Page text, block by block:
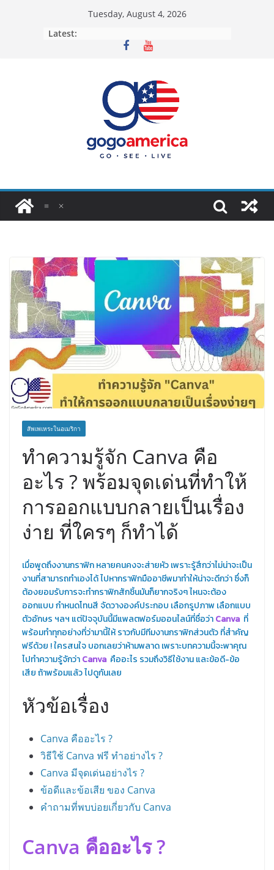
Tuesday, August 4, 2026
Latest:
สัพเพเหระในอเมริกา
ทำความรู้จัก Canva คือ
อะไร ? พร้อมจุดเด่นที่ทำให้
การออกแบบกลายเป็นเรื่อง
ง่าย ที่ใครๆ ก็ทำได้
เมื่อพูดถึงงานกราฟิก หลายคนคงจะส่ายหัว เพราะรู้สึกว่าไม่น่าจะเป็น
งานที่สามารถทำเองได้ ไปหากราฟิกมืออาชีพมาทำให้น่าจะดีกว่า ซึ่งก็
ต้องยอมรับการจะทำกราฟิกสักชิ้นมันก็ยากจริงๆ ไหนจะต้อง
ออกแบบ กำหนดโทนสี จัดวางองค์ประกอบ เลือกรูปภาพ เลือกแบบ
ตัวอักษร ฯลฯ แต่ปัจจุบันนี้มีแพลตฟอร์มออนไลน์ที่ชื่อว่าCanva ที่
พร้อมทำทุกอย่างที่ว่ามานี้ให้ ราวกับมีทีมงานกราฟิกส่วนตัว ที่สำคัญ
ฟรีด้วย ! ใครสนใจ บอกเลยว่าห้ามพลาด เพราะบทความนี้จะพาคุณ
ไปทำความรู้จักว่าCanva คืออะไร รวมถึงวิธีใช้งาน และข้อดี-ข้อ
เสีย ถ้าพร้อมแล้ว ไปดูกันเลย
หัวข้อเรื่อง
Canva คืออะไร ?
วิธีใช้ Canva ฟรี ทำอย่างไร ?
Canva มีจุดเด่นอย่างไร ?
ข้อดีและข้อเสีย ของ Canva
คำถามที่พบบ่อยเกี่ยวกับ Canva
Canva คืออะไร ?